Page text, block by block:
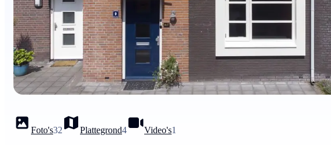
Foto's32 Plattegrond4 Video's1